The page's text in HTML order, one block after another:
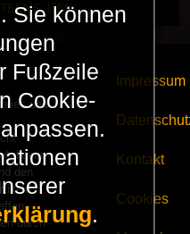
TERMS_LINK
und
dieser
den
durch
Impressum
Kontakt
Cookies
Sie können
Fußzeile
Cookie-
.